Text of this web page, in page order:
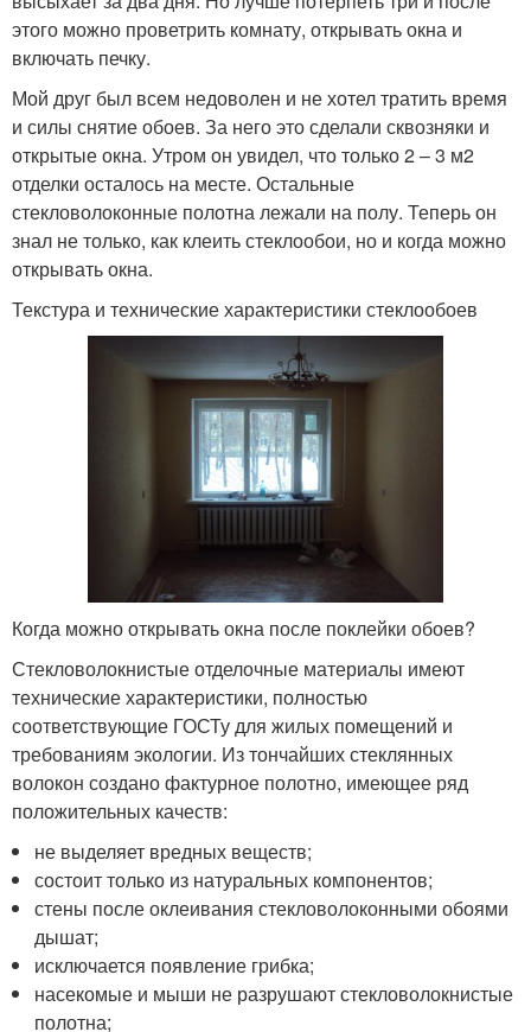
этого можно проветрить комнату, открывать окна и
включать печку.
Мой друг был всем недоволен и не хотел тратить время
и силы снятие обоев. За него это сделали сквозняки и
открытые окна. Утром он увидел, что только 2 – 3 м2
отделки осталось на месте. Остальные
стекловолоконные полотна лежали на полу. Теперь он
знал не только, как клеить стеклообои, но и когда можно
открывать окна.
Текстура и технические характеристики стеклообоев
Когда можно открывать окна после поклейки обоев?
Стекловолокнистые отделочные материалы имеют
технические характеристики, полностью
соответствующие ГОСТу для жилых помещений и
требованиям экологии. Из тончайших стеклянных
волокон создано фактурное полотно, имеющее ряд
положительных качеств:
не выделяет вредных веществ;
состоит только из натуральных компонентов;
стены после оклеивания стекловолоконными обоями
дышат;
исключается появление грибка;
насекомые и мыши не разрушают стекловолокнистые
полотна;